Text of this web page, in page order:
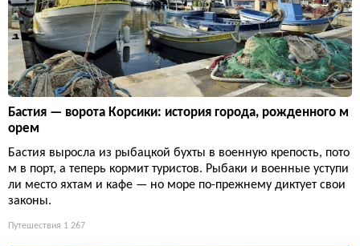
Бастия — ворота Корсики: история города, рожденного м
орем
Бастия выросла из рыбацкой бухты в военную крепость, пото
м в порт, а теперь кормит туристов. Рыбаки и военные уступи
ли место яхтам и кафе — но море по-прежнему диктует свои
законы.
Путешествия 1 267